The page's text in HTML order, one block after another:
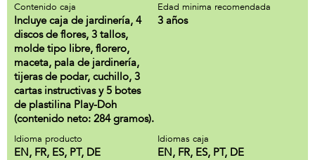
Contenido caja
Incluye caja de jardinería, 4
discos de flores, 3 tallos,
molde tipo libre, florero,
maceta, pala de jardinería,
tijeras de podar, cuchillo, 3
cartas instructivas y 5 botes
de plastilina Play-Doh
(contenido neto: 284 gramos).
Edad minima recomendada
3 años
Idioma producto
EN, FR, ES, PT, DE
Idiomas caja
EN, FR, ES, PT, DE